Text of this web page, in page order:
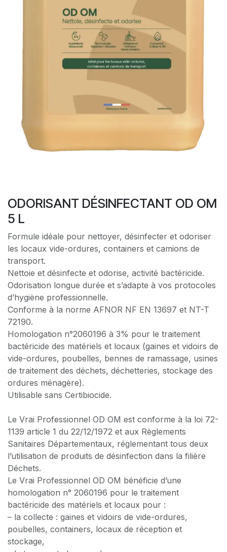
ODORISANT DÉSINFECTANT OD OM
5 L
Formule idéale pour nettoyer, désinfecter et odoriser
les locaux vide-ordures, containers et camions de
transport.
Nettoie et désinfecte et odorise, activité bactéricide.
Odorisation longue durée et s’adapte à vos protocoles
d’hygiène professionnelle.
Conforme à la norme AFNOR NF EN 13697 et NT-T
72190.
Homologation n°2060196 à 3% pour le traitement
bactéricide des matériels et locaux (gaines et vidoirs de
vide-ordures, poubelles, bennes de ramassage, usines
de traitement des déchets, déchetteries, stockage des
ordures ménagère).
Utilisable sans Certibiocide.
Le Vrai Professionnel OD OM est conforme à la loi 72-
1139 article 1 du 22/12/1972 et aux Règlements
Sanitaires Départementaux, réglementant tous deux
l’utilisation de produits de désinfection dans la filière
Déchets.
Le Vrai Professionnel OD OM bénéficie d’une
homologation n° 2060196 pour le traitement
bactéricide des matériels et locaux pour :
– la collecte : gaines et vidoirs de vide-ordures,
poubelles, containers, locaux de réception et
stockage,